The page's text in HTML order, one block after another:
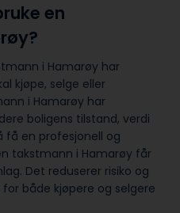
en
i Hamarøy har
kjøpe, selge eller
i Hamarøy har
boligens tilstand, verdi
få en profesjonell og
takstmann i Hamarøy får
Det reduserer risiko og
både kjøpere og selgere